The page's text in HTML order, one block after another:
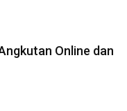
Online dan